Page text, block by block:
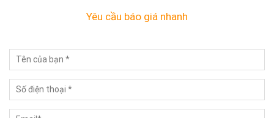
Yêu cầu báo giá nhanh